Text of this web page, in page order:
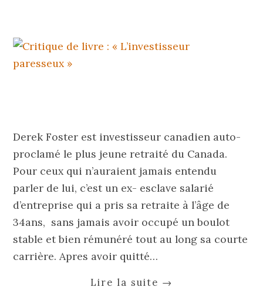
Derek Foster est investisseur canadien auto-
proclamé le plus jeune retraité du Canada.
Pour ceux qui n’auraient jamais entendu
parler de lui, c’est un ex- esclave salarié
d’entreprise qui a pris sa retraite à l’âge de
34ans, sans jamais avoir occupé un boulot
stable et bien rémunéré tout au long sa courte
carrière. Apres avoir quitté…
Lire la suite →